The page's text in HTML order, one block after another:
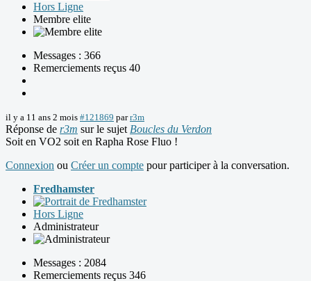
Hors Ligne
Membre elite
Messages : 366
Remerciements reçus 40
il y a 11 ans 2 mois #121869 parr3m
Réponse de r3m sur le sujet Boucles du Verdon
Soit en VO2 soit en Rapha Rose Fluo !
Connexion ou Créer un compte pour participer à la conversation.
Fredhamster
Hors Ligne
Administrateur
Messages : 2084
Remerciements reçus 346